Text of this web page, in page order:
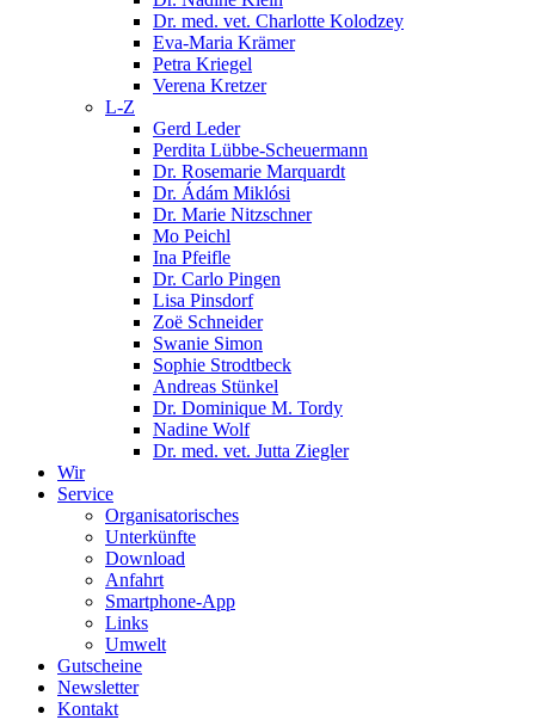
Dr. med. vet. Charlotte Kolodzey
Eva-Maria Krämer
Petra Kriegel
Verena Kretzer
L-Z
Gerd Leder
Perdita Lübbe-Scheuermann
Dr. Rosemarie Marquardt
Dr. Ádám Miklósi
Dr. Marie Nitzschner
Mo Peichl
Ina Pfeifle
Dr. Carlo Pingen
Lisa Pinsdorf
Zoë Schneider
Swanie Simon
Sophie Strodtbeck
Andreas Stünkel
Dr. Dominique M. Tordy
Nadine Wolf
Dr. med. vet. Jutta Ziegler
Wir
Service
Organisatorisches
Unterkünfte
Download
Anfahrt
Smartphone-App
Links
Umwelt
Gutscheine
Newsletter
Kontakt